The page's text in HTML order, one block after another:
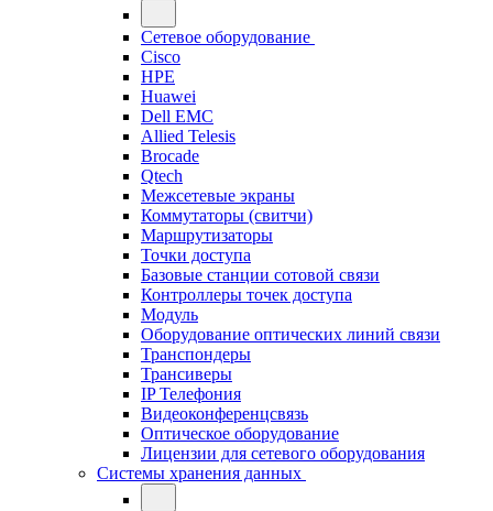
Сетевое оборудование
Cisco
HPE
Huawei
Dell EMC
Allied Telesis
Brocade
Qtech
Межсетевые экраны
Коммутаторы (свитчи)
Маршрутизаторы
Точки доступа
Базовые станции сотовой связи
Контроллеры точек доступа
Модуль
Оборудование оптических линий связи
Транспондеры
Трансиверы
IP Телефония
Видеоконференцсвязь
Оптическое оборудование
Лицензии для сетевого оборудования
Системы хранения данных